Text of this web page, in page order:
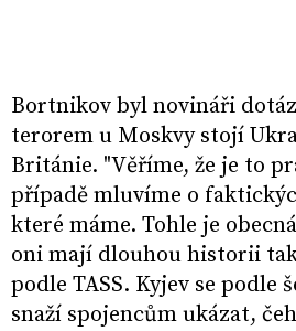
Bortnikov byl novináři
terorem u Moskvy stojí
Británie. "Věříme, že je to
případě mluvíme o
které máme. Tohle je
oni mají dlouhou historii
podle TASS. Kyjev se podle
snaží spojencům ukázat,